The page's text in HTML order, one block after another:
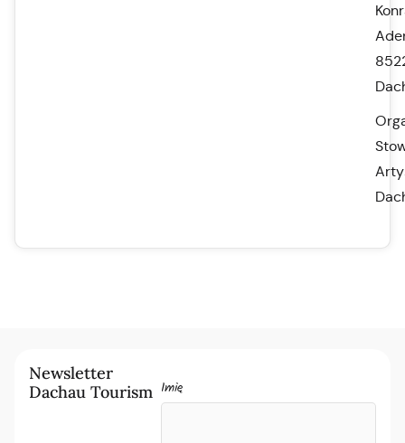
Newsletter
Dachau Tourism Imię